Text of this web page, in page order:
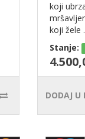
koji
koji žele
Stanje:
DODAJ U